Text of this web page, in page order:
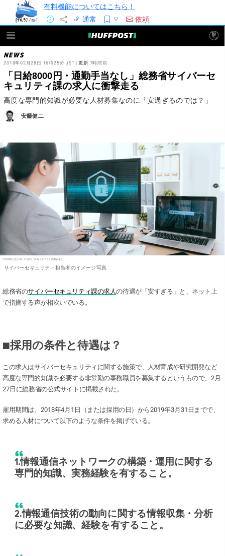
有料機能についてはこちら！
通常
依頼